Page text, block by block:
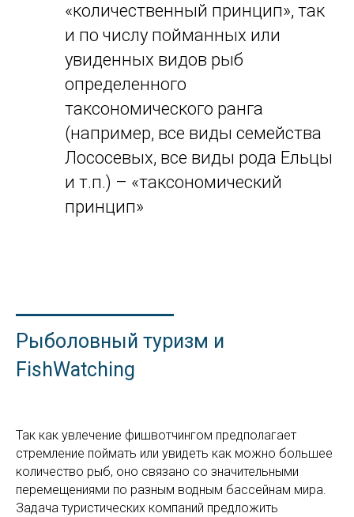
«количественный принцип», так
и по числу пойманных или
увиденных видов рыб
определенного
таксономического ранга
(например, все виды семейства
Лососевых, все виды рода Ельцы
и т.п.) – «таксономический
принцип»
Рыболовный туризм и
FishWatching
Так как увлечение фишвотчингом предполагает
стремление поймать или увидеть как можно большее
количество рыб, оно связано со значительными
перемещениями по разным водным бассейнам мира.
Задача туристических компаний предложить